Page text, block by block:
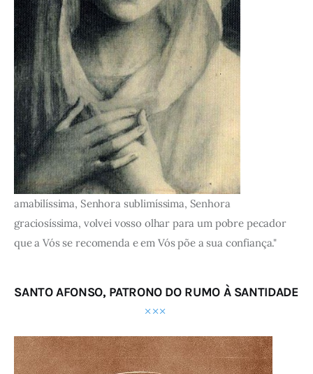
amabilíssima, Senhora sublimíssima, Senhora
graciosíssima, volvei vosso olhar para um pobre pecador
que a Vós se recomenda e em Vós põe a sua confiança."
SANTO AFONSO, PATRONO DO RUMO À SANTIDADE